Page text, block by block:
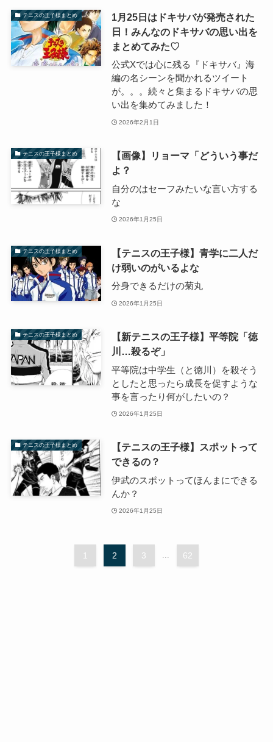
テニスの王子様まとめ
1月25日はドキサバが発売された
日！みんなのドキサバの思い出を
まとめてみた♡
公式Xでは心に残る『ドキサバ』海
編の名シーンを聞かれるツイート
が。。。続々と集まるドキサバの思
い出を集めてみました！
2026年2月1日
テニスの王子様まとめ
【画像】リョーマ「どういう事だ
よ？
自分のはセーフみたいな言い方する
な
2026年1月25日
テニスの王子様まとめ
【テニスの王子様】青学に二人だ
け弱いのがいるよな
分身できるだけの菊丸
2026年1月25日
テニスの王子様まとめ
【新テニスの王子様】平等院「徳
川…殺るぞ」
平等院は中学生（と徳川）を殺そう
としたと思ったら成長を促すような
事を言ったり何がしたいの？
2026年1月25日
テニスの王子様まとめ
【テニスの王子様】スポットって
できるの？
伊武のスポットってほんまにできる
んか？
2026年1月25日
1 2 3 ... 62